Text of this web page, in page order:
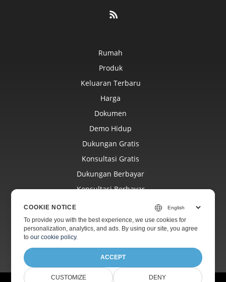
Rumah
Produk
Keluaran Terbaru
Harga
Dokumen
Demo Hidup
Dukungan Gratis
Konsultasi Gratis
Dukungan Berbayar
Konsultasi Berbayar
Situs Web
COOKIE NOTICE
To provide you with the best experience, we use cookies for
personalization, analytics, and ads. By using our site, you agree
toour cookie policy.
ACCEPT
CUSTOMIZE DENY